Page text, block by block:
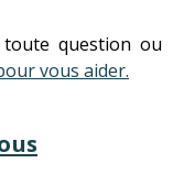
question ou
vous aider.